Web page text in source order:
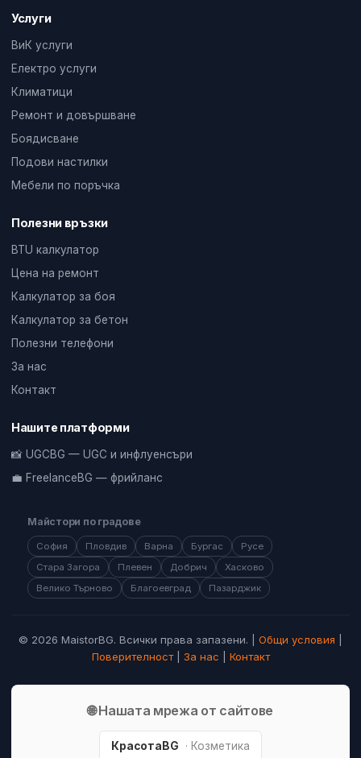
Услуги
ВиК услуги
Електро услуги
Климатици
Ремонт и довършване
Боядисване
Подови настилки
Мебели по поръчка
Полезни връзки
BTU калкулатор
Цена на ремонт
Калкулатор за боя
Калкулатор за бетон
Полезни телефони
За нас
Контакт
Нашите платформи
📸 UGCBG — UGC и инфлуенсъри
💼 FreelanceBG — фрийланс
Майстори по градове
София Пловдив Варна Бургас
Русе
Стара Загора
Плевен Добрич
Хасково
Велико Търново
Благоевград Пазарджик
© 2026 MaistorBG. Всички права запазени. | Общи условия
Поверителност| За нас Контакт
🌐 Нашата мрежа от сайтове
КрасотаBG · Козметика